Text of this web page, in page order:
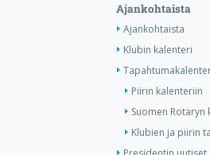
Ajankohtaista
Ajankohtaista
Klubin kalenteri
Piirin kalenteriin
Suomen Rotaryn
Klubien ja piirin